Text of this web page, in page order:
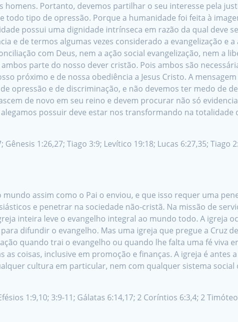
homens. Portanto, devemos partilhar o seu interesse pela
todo tipo de opressão. Porque a humanidade foi feita à
possui uma dignidade intrínseca em razão da qual deve
e de termos algumas vezes considerado a evangelização e
com Deus, nem a ação social evangelização, nem a
parte do nosso dever cristão. Pois ambos são
próximo e de nossa obediência a Jesus Cristo. A
opressão e de discriminação, e não devemos ter medo de
de novo em seu reino e devem procurar não só
possuir deve estar nos transformando na totalidade
1:26,27; Tiago 3:9; Levítico 19:18; Lucas 6:27,35; Tiago
assim como o Pai o enviou, e que isso requer uma
e penetrar na sociedade não-cristã. Na missão de
inteira leve o evangelho integral ao mundo todo. A igreja
difundir o evangelho. Mas uma igreja que pregue a Cruz
quando trai o evangelho ou quando lhe falta uma fé viva
coisas, inclusive em promoção e finanças. A igreja é antes
cultura em particular, nem com qualquer sistema
1:9,10; 3:9-11; Gálatas 6:14,17; 2 Coríntios 6:3,4; 2